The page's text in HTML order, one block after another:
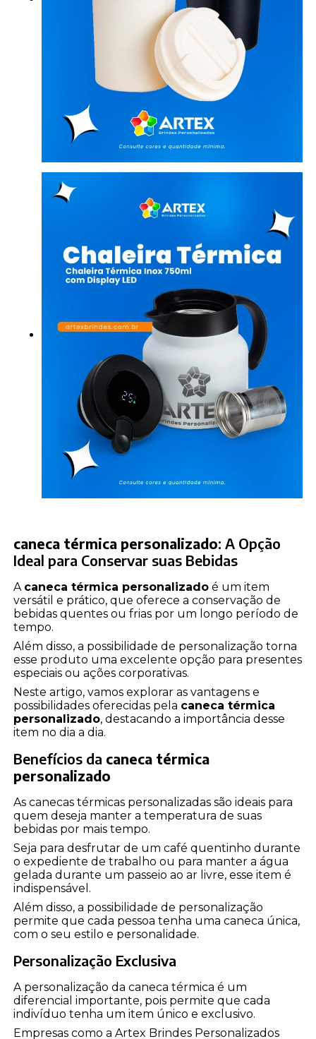
caneca térmica personalizado: A Opção
Ideal para Conservar suas Bebidas
A caneca térmica personalizado é um item
versátil e prático, que oferece a conservação de
bebidas quentes ou frias por um longo período de
tempo.
Além disso, a possibilidade de personalização torna
esse produto uma excelente opção para presentes
especiais ou ações corporativas.
Neste artigo, vamos explorar as vantagens e
possibilidades oferecidas pela caneca térmica
personalizado, destacando a importância desse
item no dia a dia.
Benefícios da caneca térmica
personalizado
As canecas térmicas personalizadas são ideais para
quem deseja manter a temperatura de suas
bebidas por mais tempo.
Seja para desfrutar de um café quentinho durante
o expediente de trabalho ou para manter a água
gelada durante um passeio ao ar livre, esse item é
indispensável.
Além disso, a possibilidade de personalização
permite que cada pessoa tenha uma caneca única,
com o seu estilo e personalidade.
Personalização Exclusiva
A personalização da caneca térmica é um
diferencial importante, pois permite que cada
indivíduo tenha um item único e exclusivo.
Empresas como a Artex Brindes Personalizados